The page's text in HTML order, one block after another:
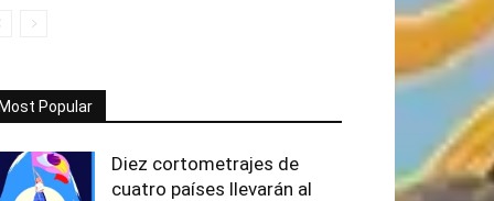
Popular
Diez cortometrajes de
cuatro países llevarán al